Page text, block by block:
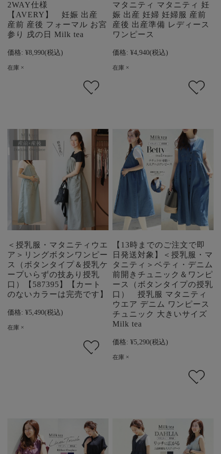
2WAY仕様
【AVERY】 妊娠 出産
産前 産後 フォーマル お宮
参り 戌の日 Milk tea
価格: ¥8,990(税込)
在庫 ×
マタニティ マタニティ 妊
娠 出産 妊婦 妊婦服 産前
産後 出産準備 レディース
ワンピース
価格: ¥4,940(税込)
在庫 ×
＜授乳服・マタニティウエ
ア＞リングボタンワンピー
ス（ボタンタイプ＆授乳ケ
ープいらずの技あり授乳
口）【587395】【カート
のないカラーは完売です】
価格: ¥5,490(税込)
在庫 ×
【13時までのご注文で即
日発送対象】＜授乳服・マ
タニティ＞ベティ・デニム
前開きチュニック＆ワンピ
ース（ボタンタイプの授乳
口） 授乳服 マタニティ
ウエア デニム ワンピース
チュニック 大きいサイズ
Milk tea
価格: ¥5,290(税込)
在庫 ×